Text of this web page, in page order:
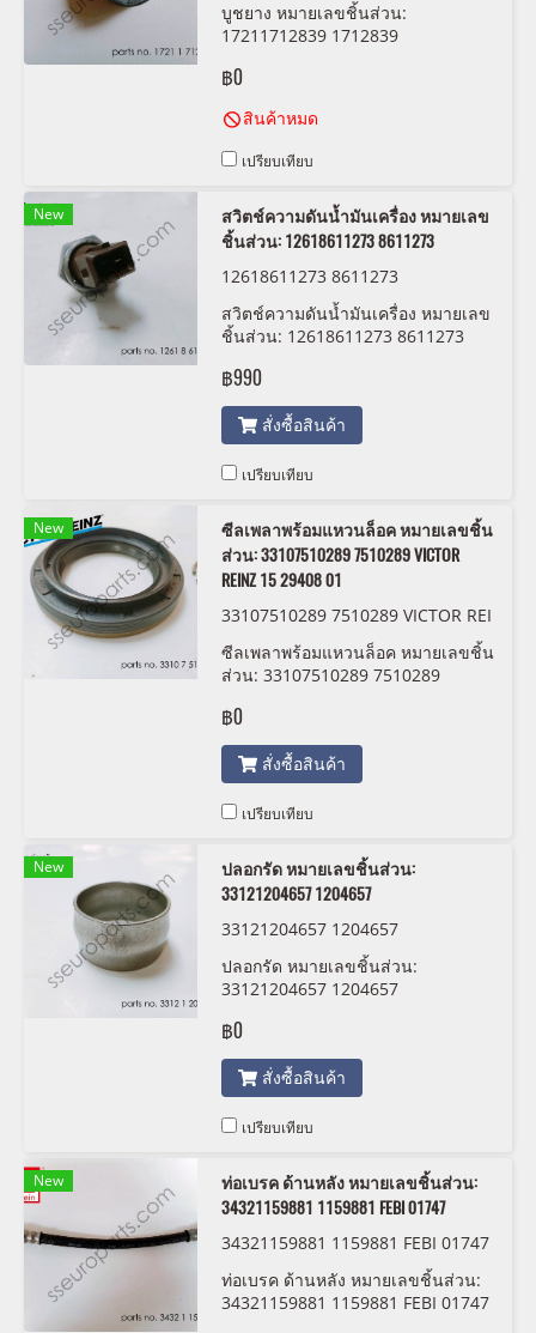
บูชยาง หมายเลขชิ้นส่วน:
17211712839 1712839
฿0
สินค้าหมด
เปรียบเทียบ
New
สวิตช์ความดันน้ำมันเครื่อง หมายเลข
ชิ้นส่วน: 12618611273 8611273
12618611273 8611273
สวิตช์ความดันน้ำมันเครื่อง หมายเลข
ชิ้นส่วน: 12618611273 8611273
฿990
สั่งซื้อสินค้า
เปรียบเทียบ
New
ซีลเพลาพร้อมแหวนล็อค หมายเลขชิ้น
ส่วน: 33107510289 7510289 VICTOR
REINZ 15 29408 01
33107510289 7510289 VICTOR REI
ซีลเพลาพร้อมแหวนล็อค หมายเลขชิ้น
ส่วน: 33107510289 7510289
฿0
สั่งซื้อสินค้า
เปรียบเทียบ
New
ปลอกรัด หมายเลขชิ้นส่วน:
33121204657 1204657
33121204657 1204657
ปลอกรัด หมายเลขชิ้นส่วน:
33121204657 1204657
฿0
สั่งซื้อสินค้า
เปรียบเทียบ
New
ท่อเบรค ด้านหลัง หมายเลขชิ้นส่วน:
34321159881 1159881 FEBI 01747
34321159881 1159881 FEBI 01747
ท่อเบรค ด้านหลัง หมายเลขชิ้นส่วน:
34321159881 1159881 FEBI 01747